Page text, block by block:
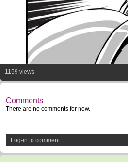
1159 views
Comments
There are no comments for now.
Log-in to comment